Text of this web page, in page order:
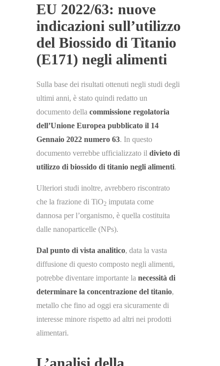
EU 2022/63: nuove
indicazioni sull’utilizzo
del Biossido di Titanio
(E171) negli alimenti
Sulla base dei risultati ottenuti negli studi degli
ultimi anni, è stato quindi redatto un
documento della commissione regolatoria
dell’Unione Europea pubblicato il 14
Gennaio 2022 numero 63. In questo
documento verrebbe ufficializzato il divieto di
utilizzo di biossido di titanio negli alimenti.
Ulteriori studi inoltre, avrebbero riscontrato
che la frazione di TiO2 imputata come
dannosa per l’organismo, è quella costituita
dalle nanoparticelle (NPs).
Dal punto di vista analitico, data la vasta
diffusione di questo composto negli alimenti,
potrebbe diventare importante la necessità di
determinare la concentrazione del titanio,
metallo che fino ad oggi era sicuramente di
interesse minore rispetto ad altri nei prodotti
alimentari.
L’analisi della